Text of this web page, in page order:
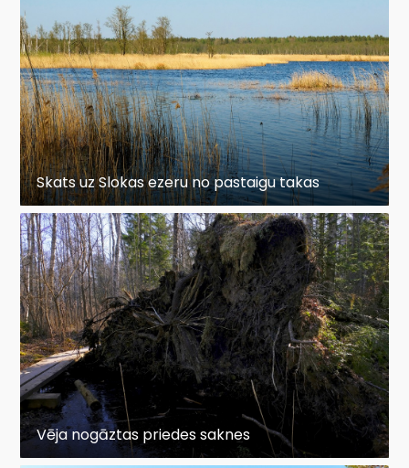
Skats uz Slokas ezeru no pastaigu takas
Vēja nogāztas priedes saknes